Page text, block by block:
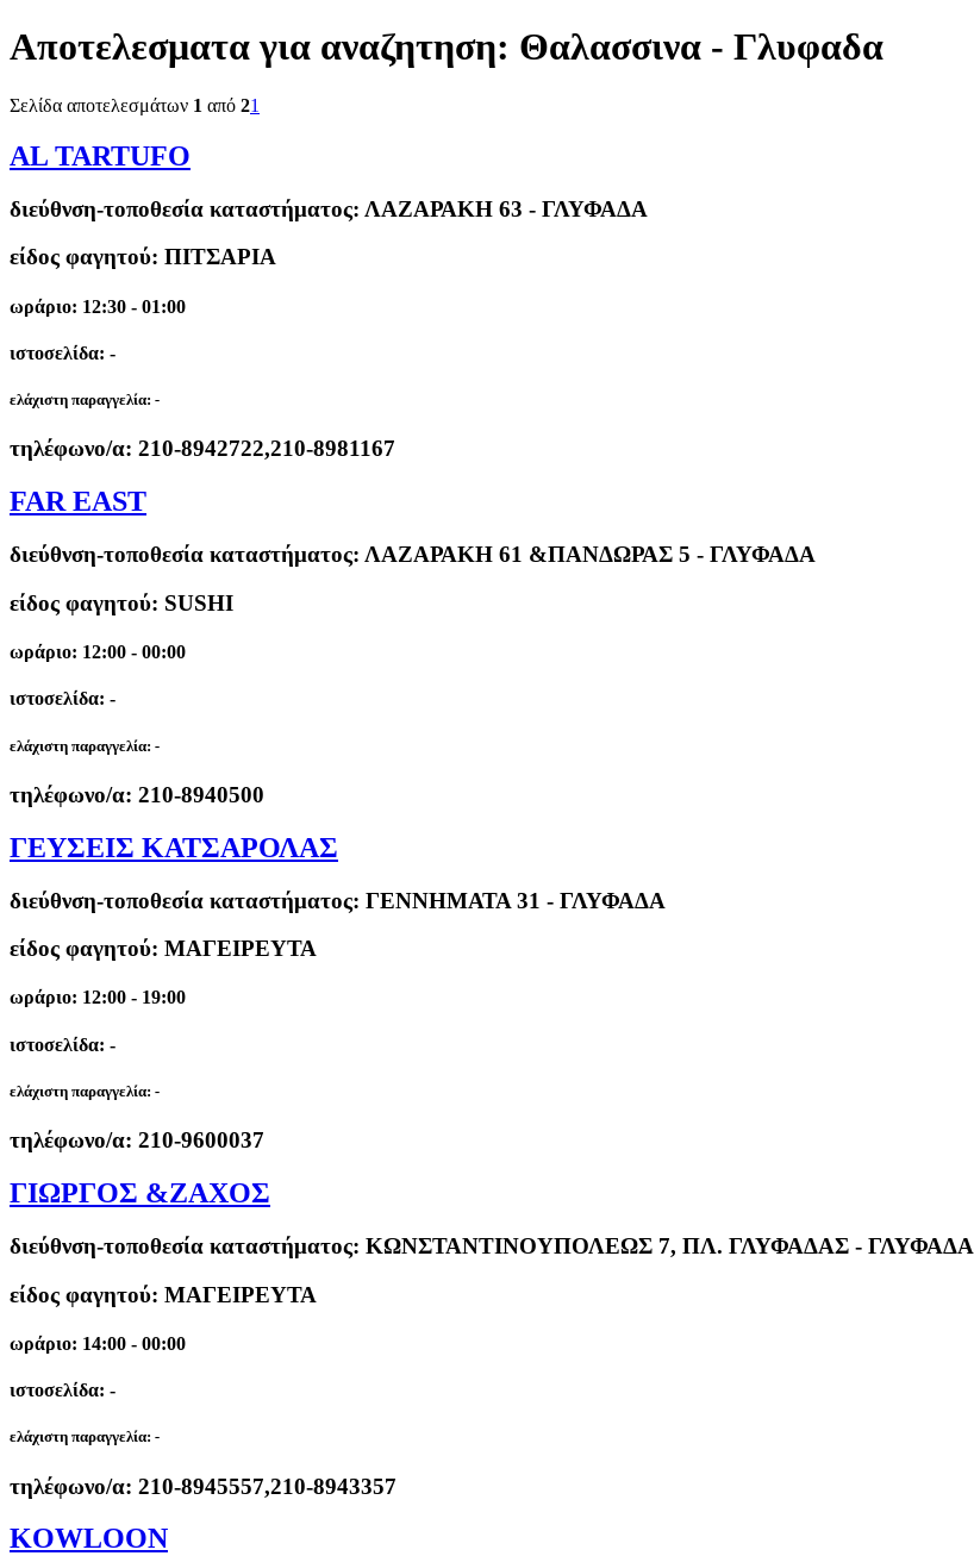
Αποτελεσματα για αναζητηση: Θαλασσινα - Γλυφαδα
Σελίδα αποτελεσμάτων 1 από 21
AL TARTUFO
διεύθνση-τοποθεσία καταστήματος: ΛΑΖΑΡΑΚΗ 63 - ΓΛΥΦΑΔΑ
είδος φαγητού: ΠΙΤΣΑΡΙΑ
ωράριο: 12:30 - 01:00
ιστοσελίδα: -
ελάχιστη παραγγελία: -
τηλέφωνο/α: 210-8942722,210-8981167
FAR EAST
διεύθνση-τοποθεσία καταστήματος: ΛΑΖΑΡΑΚΗ 61 &ΠΑΝΔΩΡΑΣ 5 - ΓΛΥΦΑΔΑ
είδος φαγητού: SUSHI
ωράριο: 12:00 - 00:00
ιστοσελίδα: -
ελάχιστη παραγγελία: -
τηλέφωνο/α: 210-8940500
ΓΕΥΣΕΙΣ ΚΑΤΣΑΡΟΛΑΣ
διεύθνση-τοποθεσία καταστήματος: ΓΕΝΝΗΜΑΤΑ 31 - ΓΛΥΦΑΔΑ
είδος φαγητού: ΜΑΓΕΙΡΕΥΤΑ
ωράριο: 12:00 - 19:00
ιστοσελίδα: -
ελάχιστη παραγγελία: -
τηλέφωνο/α: 210-9600037
ΓΙΩΡΓΟΣ &ΖΑΧΟΣ
διεύθνση-τοποθεσία καταστήματος: ΚΩΝΣΤΑΝΤΙΝΟΥΠΟΛΕΩΣ 7, ΠΛ. ΓΛΥΦΑΔΑΣ - ΓΛΥΦΑΔΑ
είδος φαγητού: ΜΑΓΕΙΡΕΥΤΑ
ωράριο: 14:00 - 00:00
ιστοσελίδα: -
ελάχιστη παραγγελία: -
τηλέφωνο/α: 210-8945557,210-8943357
KOWLOON